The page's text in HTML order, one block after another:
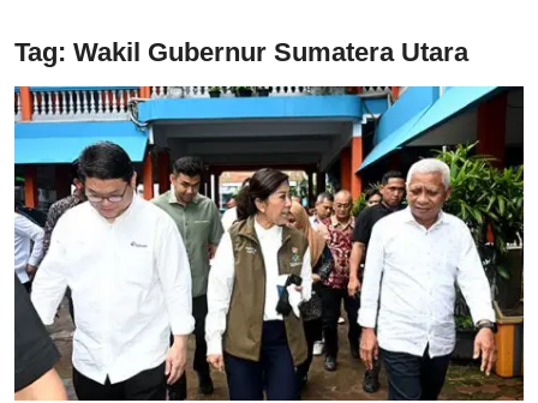
Futsalhita
Sportainment
Total Sports
Contact
Pedoman Media Siber
Tag: Wakil Gubernur Sumatera Utara